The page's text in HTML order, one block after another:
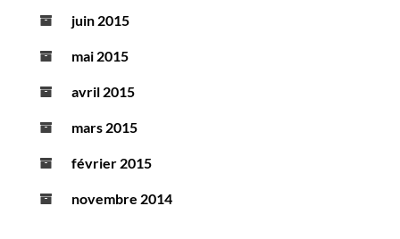
juin 2015
mai 2015
avril 2015
mars 2015
février 2015
novembre 2014